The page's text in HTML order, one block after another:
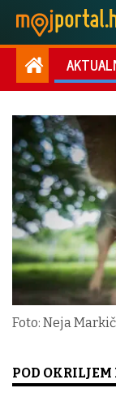
Foto: Neja
POD OKRILJEM